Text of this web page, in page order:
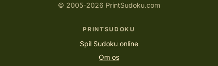
© 2005-2026 PrintSudoku.com
PRINTSUDOKU
Spil Sudoku online
Om os